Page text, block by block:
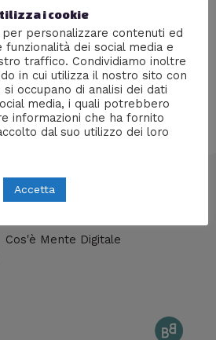
in videogames e home video
stand dedicato alla vendita di
Cos'è Mente Digitale
i cookie
personalizzare contenuti ed
dei social media e
traffico. Condividiamo inoltre
in cui utilizza il nostro sito con
occupano di analisi dei dati
media, i quali potrebbero
informazioni che ha fornito
dal suo utilizzo dei loro
Accetta